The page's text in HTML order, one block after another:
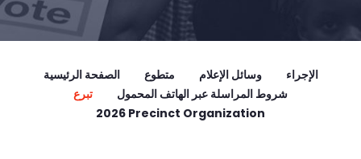
الصفحة الرئيسية متطوع وسائل الإعلام
الإجراء
تبرع
شروط المراسلة عبر الهاتف المحمول
2026 Precinct Organization